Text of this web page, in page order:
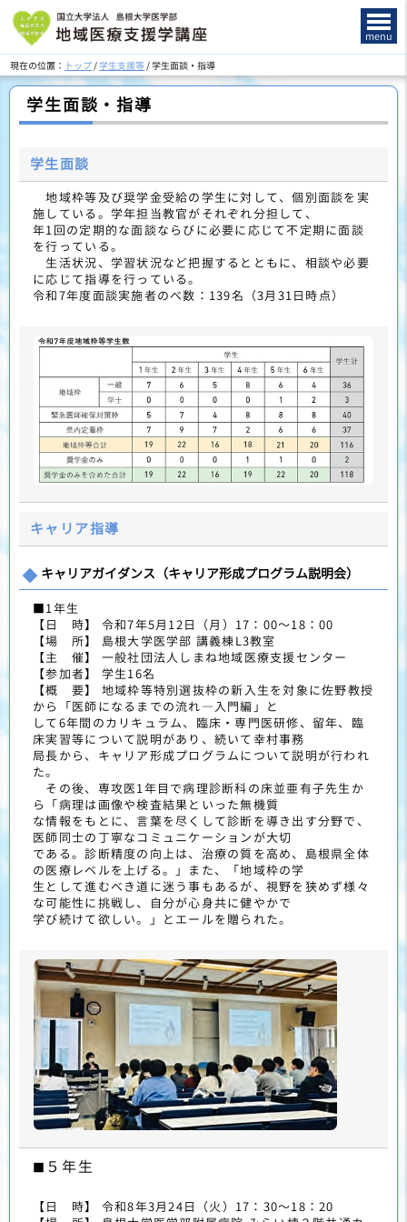
このページの本文へ
menu
現在の位置： トップ/学生支援等/学生面談・指導
学生面談・指導
学生面談
地域枠等及び奨学金受給の学生に対して、個別面談を実
施している。学年担当教官がそれぞれ分担して、
年1回の定期的な面談ならびに必要に応じて不定期に面談
を行っている。
生活状況、学習状況など把握するとともに、相談や必要
に応じて指導を行っている。
令和7年度面談実施者のべ数：139名（3月31日時点）
キャリア指導
キャリアガイダンス（キャリア形成プログラム説明会）
■1年生
【日 時】 令和7年5月12日（月）17：00～18：00
【場 所】 島根大学医学部 講義棟L3教室
【主 催】 一般社団法人しまね地域医療支援センター
【参加者】 学生16名
【概 要】 地域枠等特別選抜枠の新入生を対象に佐野教授
から「医師になるまでの流れ―入門編」と
して6年間のカリキュラム、臨床・専門医研修、留年、臨
床実習等について説明があり、続いて幸村事務
局長から、キャリア形成プログラムについて説明が行われ
た。
その後、専攻医1年目で病理診断科の床並亜有子先生か
ら「病理は画像や検査結果といった無機質
な情報をもとに、言葉を尽くして診断を導き出す分野で、
医師同士の丁寧なコミュニケーションが大切
である。診断精度の向上は、治療の質を高め、島根県全体
の医療レベルを上げる。」また、「地域枠の学
生として進むべき道に迷う事もあるが、視野を狭めず様々
な可能性に挑戦し、自分が心身共に健やかで
学び続けて欲しい。」とエールを贈られた。
■ ５年生
【日 時】 令和8年3月24日（火）17：30～18：20